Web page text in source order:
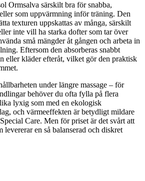
Ormsalva särskilt bra för snabba,
som uppvärmning inför träning. Den
texturen uppskattas av många, särskilt
inte vill ha starka dofter som tar över
små mängder åt gången och arbeta in
Eftersom den absorberas snabbt
eller kläder efteråt, vilket gör den praktisk
under längre massage – för
behöver du ofta fylla på flera
lyxig som med en ekologisk
och värmeeffekten är betydligt mildare
Care. Men för priset är det svårt att
levererar en så balanserad och diskret